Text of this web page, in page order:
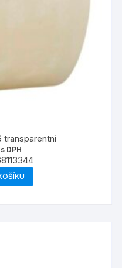
transparentní
s DPH